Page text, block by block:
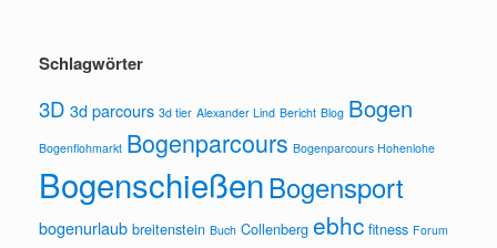
Schlagwörter
3D 3d parcours 3d tier Alexander Lind Bericht Blog Bogen
Bogenflohmarkt Bogenparcours Bogenparcours Hohenlohe
BogenschießenBogensport
bogenurlaub breitenstein Buch Collenberg ebhc fitness Forum